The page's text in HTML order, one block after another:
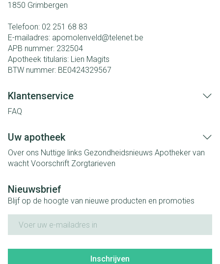
1850 Grimbergen
Telefoon: 02 251 68 83
E-mailadres: apomolenveld@telenet.be
APB nummer: 232504
Apotheek titularis: Lien Magits
BTW nummer: BE0424329567
Klantenservice
FAQ
Uw apotheek
Over ons Nuttige links Gezondheidsnieuws Apotheker van
wacht Voorschrift Zorgtarieven
Nieuwsbrief
Blijf op de hoogte van nieuwe producten en promoties
Inschrijven